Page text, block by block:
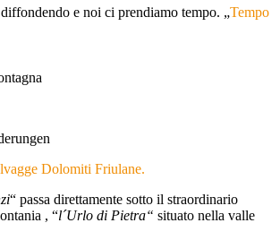
e noi ci prendiamo tempo. „Tempo
Dolomiti Friulane.
“ passa direttamente sotto il straordinario
, “l´Urlo di Pietra“ situato nella valle